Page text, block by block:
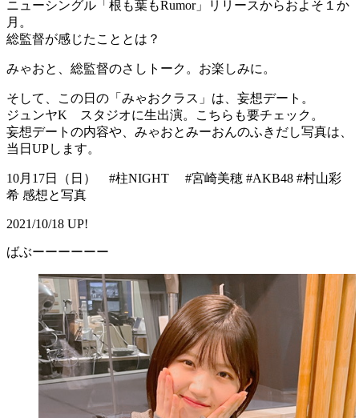
ニューシングル「根も葉もRumor」リリースからおよそ１か
月。
総監督が感じたこととは？
みゃおと、総監督のさしトーク。お楽しみに。
そして、この日の「みゃおクラス」は、妄想デート。
ジュンヤK スタジオに生出演。こちらも要チェック。
妄想デートの内容や、みゃおとみーおんのふきだし写真は、
当日UPします。
10月17日（日） #柱NIGHT #宮崎美穂 #AKB48 #村山彩
希 感想と写真
2021/10/18 UP!
ばぶーーーーーー